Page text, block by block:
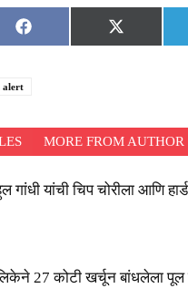
Share
on
Facebook
Share
on
X
(Twitter)
alert
MORE FROM AUTHOR
गांधी यांची चिप चोरीला आणि
27 कोटी खर्चून बांधलेला पूल